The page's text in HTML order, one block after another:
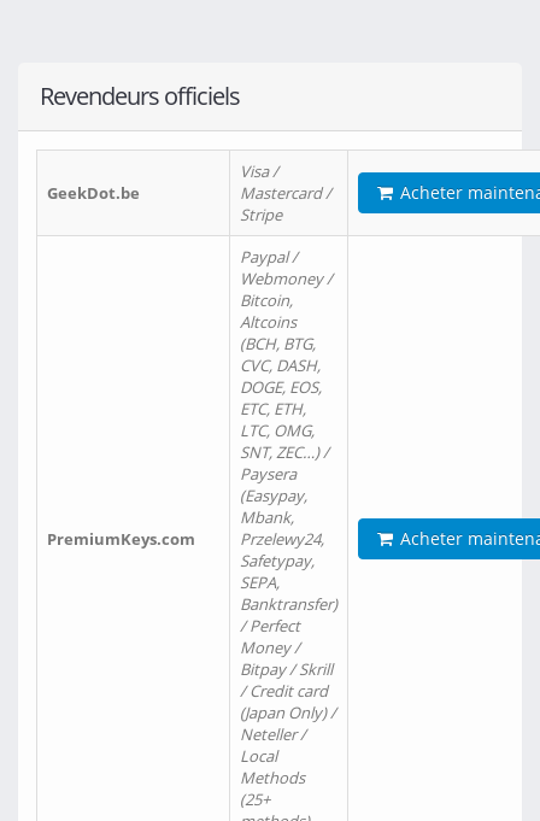
Revendeurs officiels
GeekDot.be
Visa /
Mastercard /
Stripe
Acheter
PremiumKeys.com
Paypal /
Webmoney /
Bitcoin,
Altcoins
(BCH, BTG,
CVC, DASH,
DOGE, EOS,
ETC, ETH,
LTC, OMG,
SNT, ZEC…) /
Paysera
(Easypay,
Mbank,
Przelewy24,
Safetypay,
SEPA,
Banktransfer)
/ Perfect
Money /
Bitpay / Skrill
/ Credit card
(Japan Only) /
Neteller /
Local
Methods
(25+
Acheter